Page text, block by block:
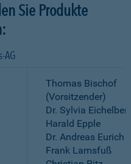
Sie Produkte
AG
Thomas Bischof
(Vorsitzender)
Dr. Sylvia
Harald Epple
Dr. Andreas Eurich
Frank Lamsfuß